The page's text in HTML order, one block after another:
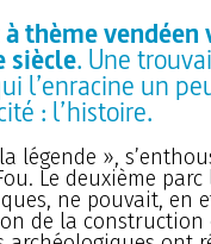
thème vendéen
siècle. Une
l’enracine un
: l’histoire.
légende »,
Le deuxième
ne pouvait, en
de la construction